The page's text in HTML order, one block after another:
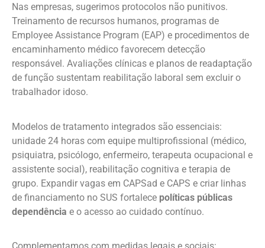
Nas empresas, sugerimos protocolos não punitivos.
Treinamento de recursos humanos, programas de
Employee Assistance Program (EAP) e procedimentos de
encaminhamento médico favorecem detecção
responsável. Avaliações clínicas e planos de readaptação
de função sustentam reabilitação laboral sem excluir o
trabalhador idoso.
Modelos de tratamento integrados são essenciais:
unidade 24 horas com equipe multiprofissional (médico,
psiquiatra, psicólogo, enfermeiro, terapeuta ocupacional e
assistente social), reabilitação cognitiva e terapia de
grupo. Expandir vagas em CAPSad e CAPS e criar linhas
de financiamento no SUS fortalece políticas públicas
dependência e o acesso ao cuidado contínuo.